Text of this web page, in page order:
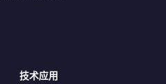
技术应用